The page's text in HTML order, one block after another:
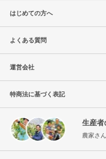
はじめての方へ
よくある質問
運営会社
特商法に基づく表記
生産者
農家さ